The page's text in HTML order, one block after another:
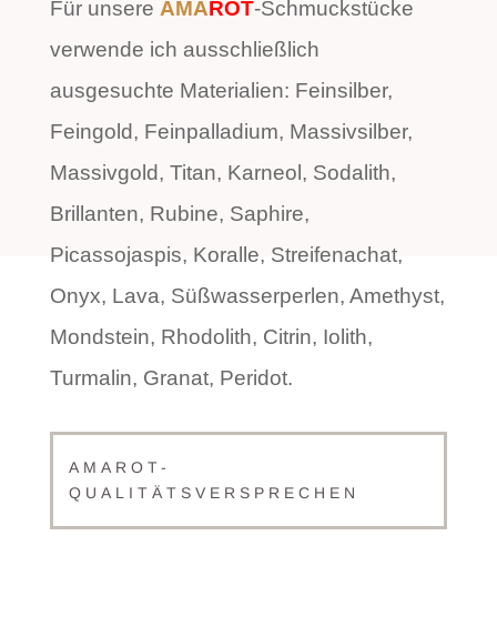
Für unsere AMAROT-Schmuckstücke
verwende ich ausschließlich
ausgesuchte Materialien: Feinsilber,
Feingold, Feinpalladium, Massivsilber,
Massivgold, Titan, Karneol, Sodalith,
Brillanten, Rubine, Saphire,
Picassojaspis, Koralle, Streifenachat,
Onyx, Lava, Süßwasserperlen, Amethyst,
Mondstein, Rhodolith, Citrin, Iolith,
Turmalin, Granat, Peridot.
AMAROT-
QUALITÄTSVERSPRECHEN